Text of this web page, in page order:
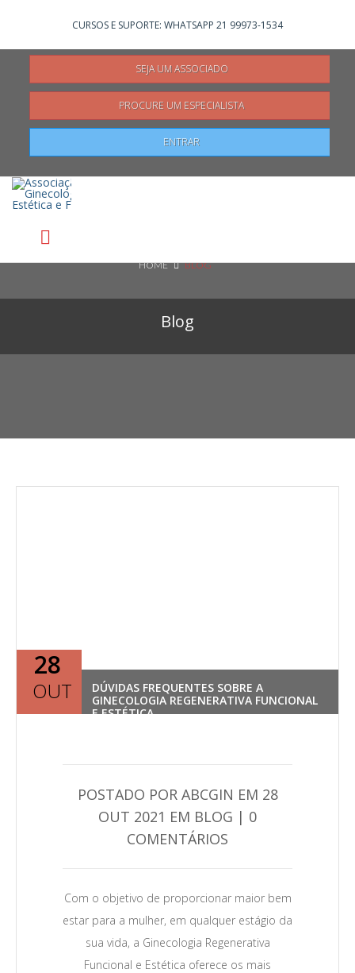
Pesquisar
CURSOS E SUPORTE: WHATSAPP 21 99973-1534
SEJA UM ASSOCIADO
PROCURE UM ESPECIALISTA
ENTRAR
HOME BLOG
Blog
28
OUT
DÚVIDAS FREQUENTES SOBRE A
GINECOLOGIA REGENERATIVA FUNCIONAL
E ESTÉTICA
Leia Mais →
POSTADO POR ABCGIN EM 28
OUT 2021 EM BLOG | 0
COMENTÁRIOS
Com o objetivo de proporcionar maior bem
estar para a mulher, em qualquer estágio da
sua vida, a Ginecologia Regenerativa
Funcional e Estética oferece os mais